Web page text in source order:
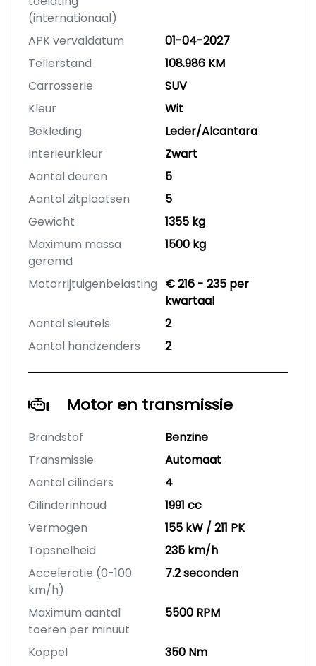
(internationaal)
APK vervaldatum
01-04-2027
Tellerstand
108.986 KM
Carrosserie
SUV
Kleur
Wit
Bekleding
Leder/Alcantara
Interieurkleur
Zwart
Aantal deuren
5
Aantal zitplaatsen
5
Gewicht
1355 kg
Maximum massa
geremd
1500 kg
Motorrijtuigenbelasting € 216 - 235 per
kwartaal
Aantal sleutels
2
Aantal handzenders
2
Motor en transmissie
Brandstof
Benzine
Transmissie
Automaat
Aantal cilinders
4
Cilinderinhoud
1991 cc
Vermogen
155 kW / 211 PK
Topsnelheid
235 km/h
Acceleratie (0-100
km/h)
7.2 seconden
Maximum aantal
toeren per minuut
5500 RPM
Koppel
350 Nm